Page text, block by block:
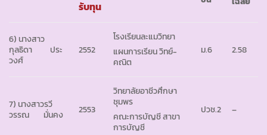
รับทุน
6) นางสาว
กุลธิดา ประ
วงศ์
2552
โรงเรียนละแมวิทยา
แผนการเรียน วิทย์-
คณิต
ม.6 2.58
7) นางสาวรวี
วรรณ มั่นคง
2553
วิทยาลัยอาชีวศึกษา
ชุมพร
คณะการบัญชี สาขา
การบัญชี
ปวช.2 –